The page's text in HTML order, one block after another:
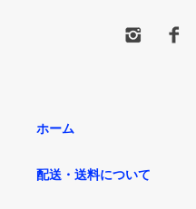
ホーム
配送・送料について